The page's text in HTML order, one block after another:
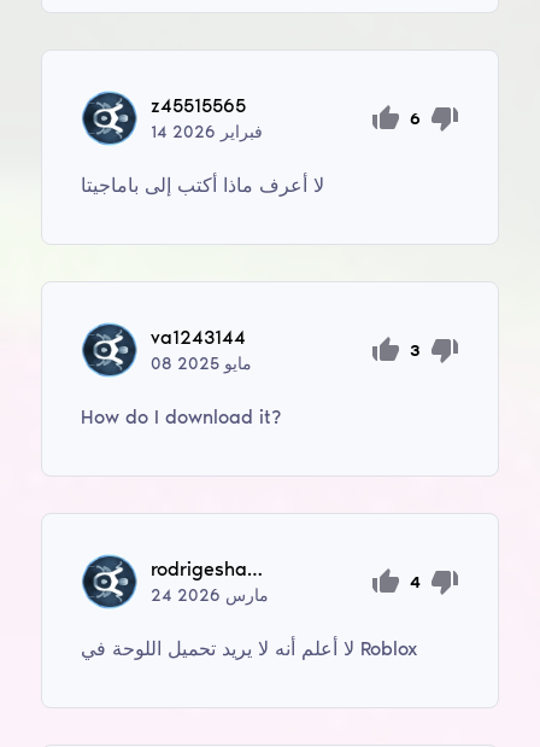
z45515565
14 فبراير
6
لا أعرف ماذا أكتب إلى باماجيتا
va1243144
08 مايو
3
How do I download it?
rodrigeshacker20
24 مارس
4
لا أعلم أنه لا يريد تحميل اللوحة في Roblox